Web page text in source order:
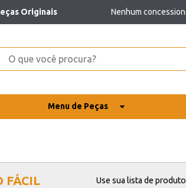
Originais Nenhum
Menu de Peças
FÁCIL Use sua lista de